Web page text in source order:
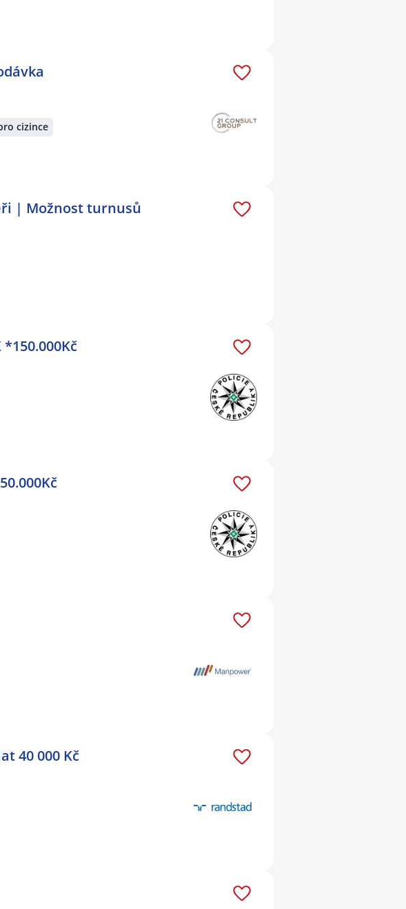
cizince
| Možnost turnusů
*150.000Kč
40 000 Kč